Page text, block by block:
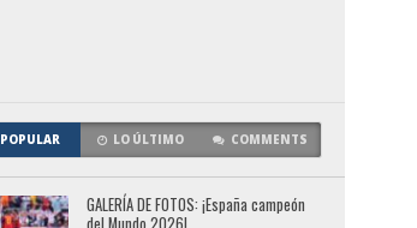
POPULAR LO ÚLTIMO COMMENTS
GALERÍA DE FOTOS: ¡España campeón